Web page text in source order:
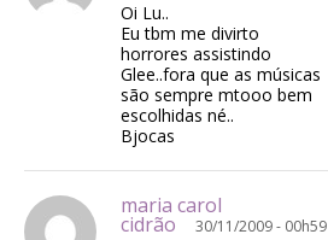
Oi Lu..
Eu tbm me divirto
horrores assistindo
Glee..fora que as músicas
são sempre mtooo bem
escolhidas né..
Bjocas
maria carol
cidrão 30/11/2009 - 00h59